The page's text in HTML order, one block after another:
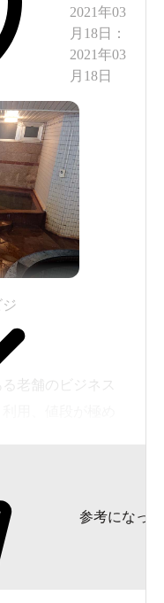
2021年03
月18日
：
2021年03
月18日
老舗のビジネス
を積極的に受け入
た。大浴場に関
女性は家族風呂
参考になった